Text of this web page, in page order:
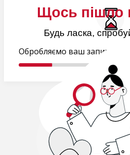
Щось пішло
Будь ласка,
Обробляємо ваш запит..